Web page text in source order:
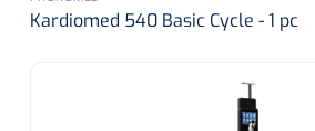
Kardiomed 540 Basic Cycle - 1 pc